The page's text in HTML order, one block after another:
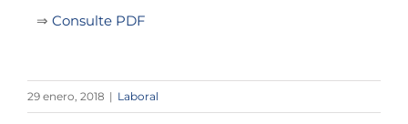
⇒ Consulte PDF
29 enero, 2018 | Laboral